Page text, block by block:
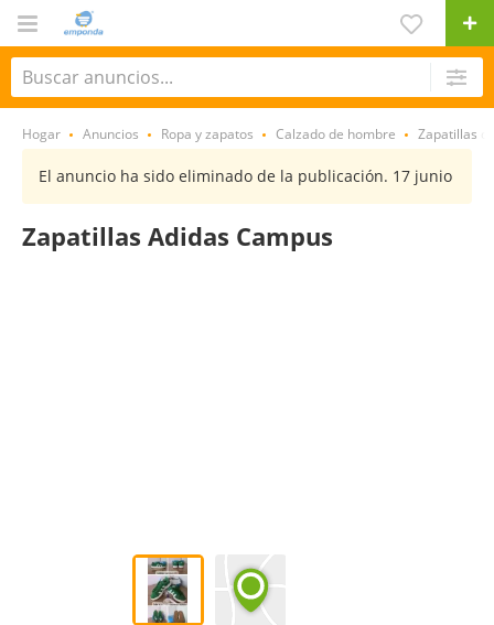
Hogar Anuncios Ropa y zapatos Calzado de hombre Zapatillas
El anuncio ha sido eliminado de la publicación. 17 junio
Zapatillas Adidas Campus